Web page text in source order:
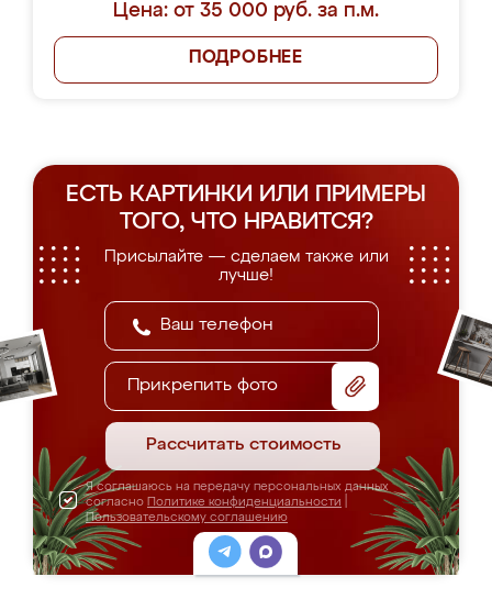
Цена: от 35 000 руб. за п.м.
ПОДРОБНЕЕ
ЕСТЬ КАРТИНКИ ИЛИ ПРИМЕРЫ
ТОГО, ЧТО НРАВИТСЯ?
Присылайте — сделаем также или
лучше!
Прикрепить фото
Рассчитать стоимость
Я соглашаюсь на передачу персональных данных
согласно Политике конфиденциальности
Пользовательскому соглашению